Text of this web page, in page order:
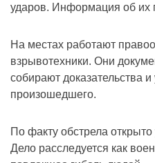
ударов. Информация об их
На местах работают
взрывотехники. Они
собирают доказательства
произошедшего.
По факту обстрела
Дело расследуется как